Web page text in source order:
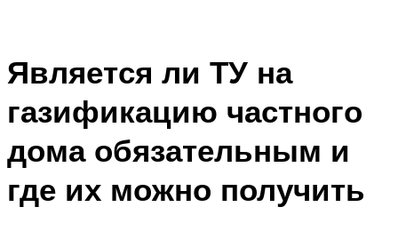
Является ли ТУ на
газификацию частного
дома обязательным и
где их можно получить